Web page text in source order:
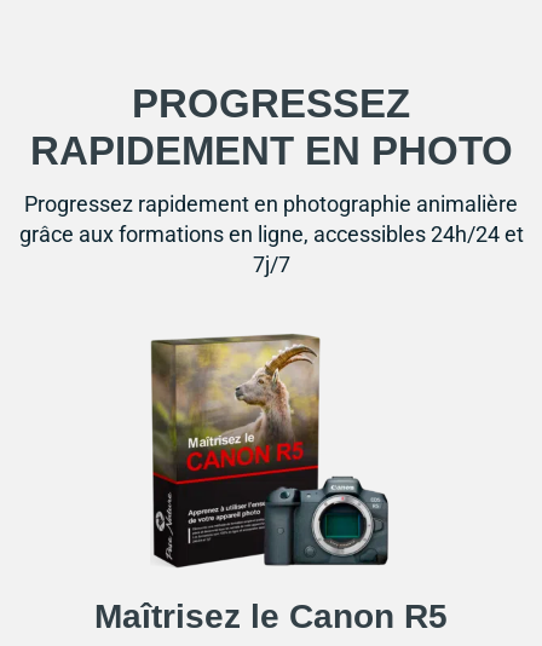
PROGRESSEZ
RAPIDEMENT EN PHOTO
Progressez rapidement en photographie animalière
grâce aux formations en ligne, accessibles 24h/24 et
7j/7
Maîtrisez le Canon R5